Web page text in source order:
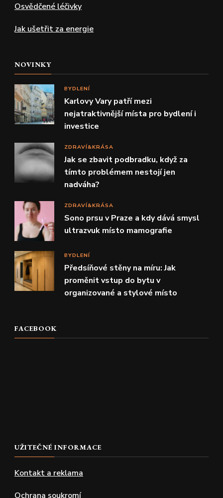
Osvědčené léčivky
Jak ušetřit za energie
NOVINKY
BYDLENÍ
Karlovy Vary patří mezi
nejatraktivnější místa pro bydlení i
investice
ZDRAVÍ&KRÁSA
Jak se zbavit podbradku, když za
tímto problémem nestojí jen
nadváha?
ZDRAVÍ&KRÁSA
Sono prsu v Praze a kdy dává smysl
ultrazvuk místo mamografie
BYDLENÍ
Předsíňové stěny na míru: Jak
proměnit vstup do bytu v
organizované a stylové místo
FACEBOOK
UŽITEČNÉ INFORMACE
Kontakt a reklama
Ochrana soukromí